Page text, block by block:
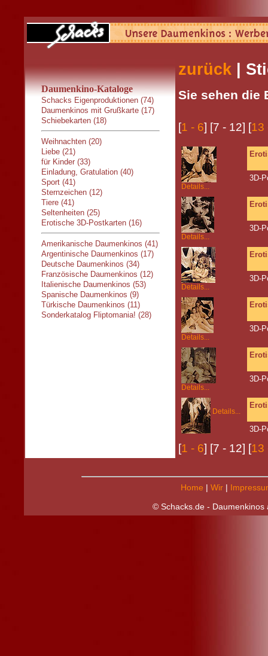
Daumenkino-Kataloge
Schacks Eigenproduktionen (74)
Daumenkinos mit Grußkarte (17)
Schiebekarten (18)
Weihnachten (20)
Liebe (21)
für Kinder (33)
Einladung, Gratulation (40)
Sport (41)
Sternzeichen (12)
Tiere (41)
Seltenheiten (25)
Erotische 3D-Postkarten (16)
Amerikanische Daumenkinos (41)
Argentinische Daumenkinos (17)
Deutsche Daumenkinos (34)
Französische Daumenkinos (12)
Italienische Daumenkinos (53)
Spanische Daumenkinos (9)
Türkische Daumenkinos (11)
Sonderkatalog Fliptomania! (28)
zurück |
Sie sehen die
[1 - 6] [7 - 12] [13
Details...
3D-
Details...
3D-
Details...
3D-
Details...
3D-
Details...
3D-
Details...
3D-
[1 - 6] [7 - 12] [13
Home | Wir|
© Schacks.de - Daumenkinos